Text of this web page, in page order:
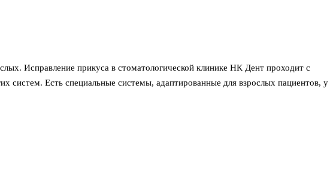
Исправление прикуса в стоматологической клинике НК Дент проходит с
систем. Есть специальные системы, адаптированные для взрослых пациентов, у